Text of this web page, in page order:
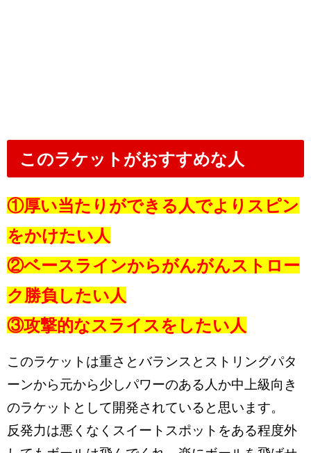
このラケットがおすすめな人
①厚い当たりができる人でよりスピン
をかけたい人
②ベースラインからがんがんストロー
ク勝負したい人
③攻撃的なスライスをしたい人
このラケットは重さとバランスとストリングパタ
ーンから元から少しパワーのある人か中上級向き
のラケットとして開発されていると思います。
反発力は悪くなくスイートスポットをある程度外